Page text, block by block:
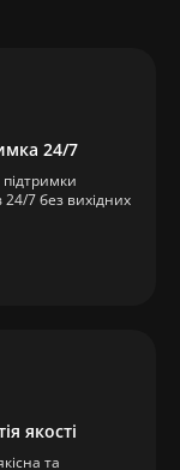
24/7
24/7 без вихідних
якості
та